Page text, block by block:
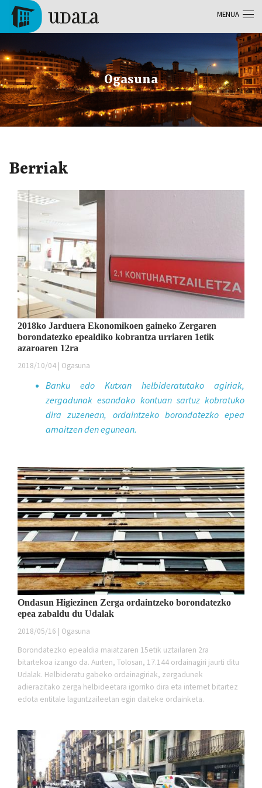
Skip to main content
Ogasuna
Berriak
2018ko Jarduera Ekonomikoen gaineko Zergaren
borondatezko epealdiko kobrantza urriaren 1etik
azaroaren 12ra
2018/10/04 | Ogasuna
Banku edo Kutxan helbideratutako agiriak,
zergadunak esandako kontuan sartuz kobratuko
dira zuzenean, ordaintzeko borondatezko epea
amaitzen den egunean.
Ondasun Higiezinen Zerga ordaintzeko borondatezko
epea zabaldu du Udalak
2018/05/16 | Ogasuna
Borondatezko epealdia maiatzaren 15etik uztailaren 2ra
bitartekoa izango da. Aurten, Tolosan, 17.144 ordainagiri jaurti ditu
Udalak. Helbideratu gabeko ordainagiriak, zergadunek
adierazitako zerga helbideetara igorriko dira eta internet bitartez
edota entitale laguntzaileetan egin daiteke ordainketa.
MENUA